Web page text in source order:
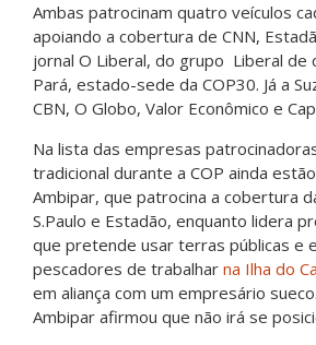
Ambas patrocinam quatro veículos
apoiando a cobertura de CNN,
jornal O Liberal, do grupo Liberal de
Pará, estado-sede da COP30. Já a
CBN, O Globo, Valor Econômico e
Na lista das empresas
tradicional durante a COP ainda
Ambipar, que patrocina a cobertura
S.Paulo e Estadão, enquanto lidera
que pretende usar terras públicas e
pescadores de trabalhar na Ilha do
em aliança com um empresário
Ambipar afirmou que não irá se